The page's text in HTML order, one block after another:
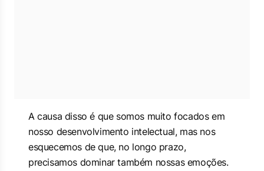
A causa disso é que somos muito focados em
nosso desenvolvimento intelectual, mas nos
esquecemos de que, no longo prazo,
precisamos dominar também nossas emoções.